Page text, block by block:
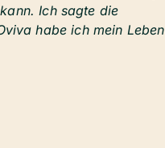
Ich sagte die
habe ich mein Leben